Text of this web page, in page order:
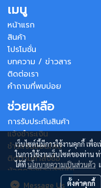
Message Us
เมนู
หน้าแรก
สินค้า
โปรโมชั่น
บทความ / ข่าวสาร
ติดต่อเรา
คำถามที่พบบ่อย
ช่วยเหลือ
การรับประกันสินค้า
แจ้งชำระเงิน
ชำระเงินออนไลน์
ติดตามคำสั่งซื้อ
ข้อตกลงและเงื่อนไข
เว็บไซต์นี้มีการใช้งานคุกกี้ เพื่
ในการใช้งานเว็บไซต์ของท่าน
ได้ที่นโยบายความเป็นส่วนตัว
ตั้งค่าคุกกี้